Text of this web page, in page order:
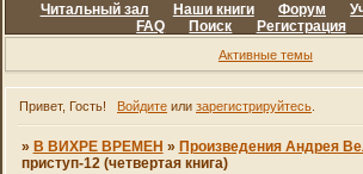
Читальный зал Наши книги Форум
FAQ
Поиск Регистрация
Активные темы
Привет, Гость! Войдитеили зарегистрируйтесь.
» В ВИХРЕ ВРЕМЕН » Произведения Андрея
приступ-12 (четвертая книга)